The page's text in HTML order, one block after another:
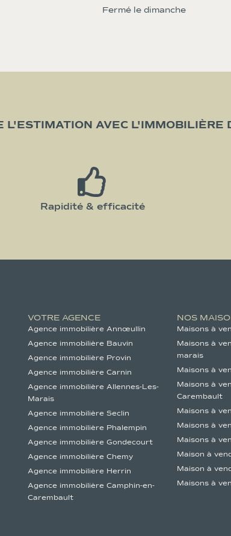
Fermé le dimanche
L'ESTIMATION AVEC L'IMMOBILIÈRE
Rapidité & efficacité
VOTRE AGENCE
Agence immobilière Annœullin
Agence immobilière Bauvin
Agence immobilière Provin
Agence immobilière Carnin
Agence immobilière Allennes-Les-
Marais
Agence immobilière Seclin
Agence immobilière Phalempin
Agence immobilière Gondecourt
Agence immobilière Chemy
Agence immobilière Herrin
Agence immobilière Camphin-en-
Carembault
NOS
Maisons à
Maisons à
marais
Maisons à
Maisons à
Carembault
Maisons à
Maisons à
Maisons à
Maison à
Maison à
Maisons à